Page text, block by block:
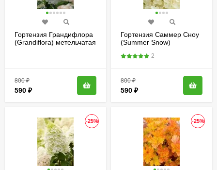
Гортензия Грандифлора
(Grandiflora) метельчатая
800₽
590 ₽
Гортензия Саммер Сноу
(Summer Snow)
2
800₽
590 ₽
-25% -25%